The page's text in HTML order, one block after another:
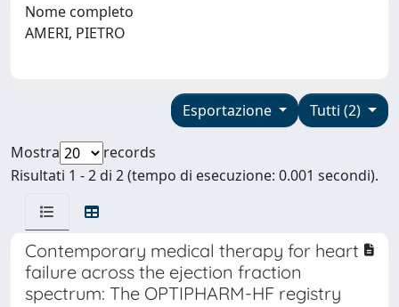
Nome completo
AMERI, PIETRO
Tutti (2)
Esportazione
Mostra
records
Risultati 1 - 2 di 2 (tempo di esecuzione: 0.001 secondi).
Contemporary medical therapy for heart
failure across the ejection fraction
spectrum: The OPTIPHARM-HF registry